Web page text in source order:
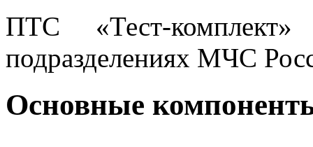
ПТС «Тест-
подразделениях МЧС
Основные